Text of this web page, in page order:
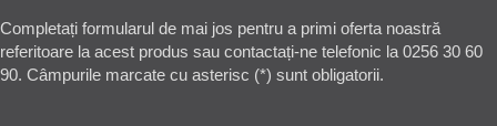
Completați formularul de mai jos pentru a primi oferta noastră
referitoare la acest produs sau contactați-ne telefonic la 0256 30 60
90. Câmpurile marcate cu asterisc (*) sunt obligatorii.